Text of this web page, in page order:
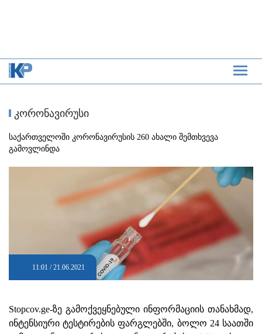
კორონავირუსი
საქართველოში კორონავირუსის 260 ახალი შემთხვევა
გამოვლინდა
11:01 / 21.06.2021
Stopcov.ge-ზე გამოქვეყნებული ინფორმაციის თანახმად,
ინტენსიური ტესტირების ფარგლებში, ბოლო 24 საათში